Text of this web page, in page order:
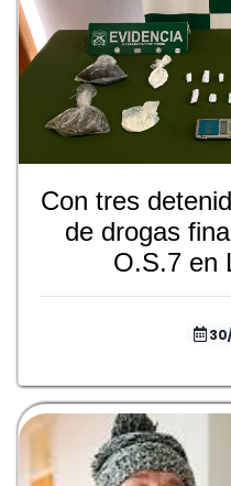
Con tres
de drogas
O.S.7 en